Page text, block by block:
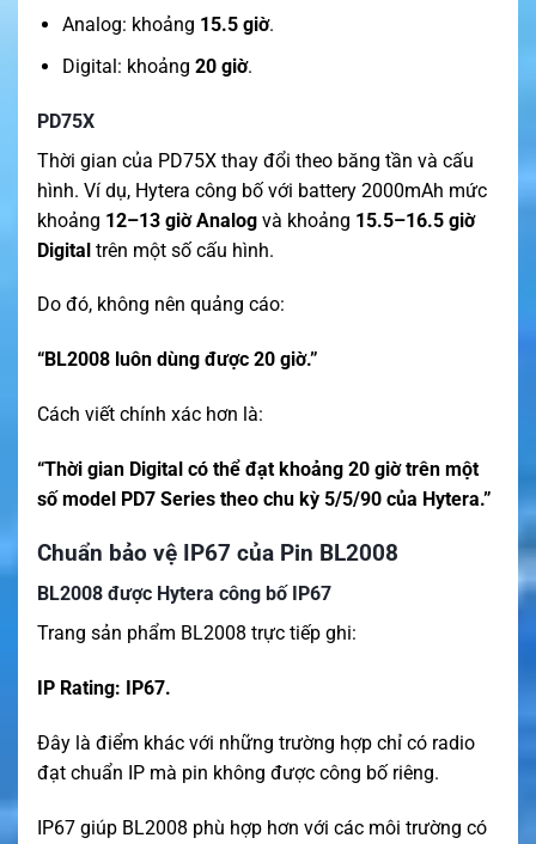
Analog: khoảng 15.5 giờ.
Digital: khoảng 20 giờ.
PD75X
Thời gian của PD75X thay đổi theo băng tần và cấu
hình. Ví dụ, Hytera công bố với battery 2000mAh mức
khoảng 12–13 giờ Analog và khoảng 15.5–16.5 giờ
Digital trên một số cấu hình.
Do đó, không nên quảng cáo:
“BL2008 luôn dùng được 20 giờ.”
Cách viết chính xác hơn là:
“Thời gian Digital có thể đạt khoảng 20 giờ trên một
số model PD7 Series theo chu kỳ 5/5/90 của Hytera.”
Chuẩn bảo vệ IP67 của Pin BL2008
BL2008 được Hytera công bố IP67
Trang sản phẩm BL2008 trực tiếp ghi:
IP Rating: IP67.
Đây là điểm khác với những trường hợp chỉ có radio
đạt chuẩn IP mà pin không được công bố riêng.
IP67 giúp BL2008 phù hợp hơn với các môi trường có